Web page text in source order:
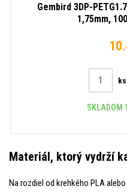
Gembird 3DP-
1,75mm,
ks
SKLADOM
Materiál, ktorý vydrží
Na rozdiel od krehkého PLA